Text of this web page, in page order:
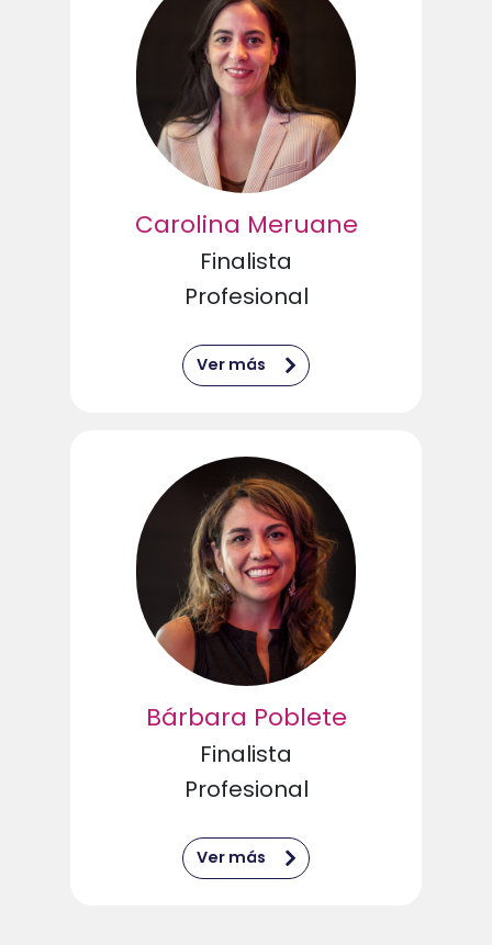
Carolina Meruane
Finalista
Profesional
Ver más
Bárbara Poblete
Finalista
Profesional
Ver más